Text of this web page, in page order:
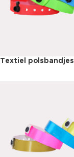
Textiel polsbandjes